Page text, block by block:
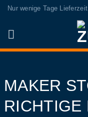
Zum
springen
Nur wenige Tage Lieferzeit
MAKER
RICHTIGE